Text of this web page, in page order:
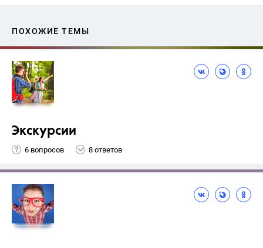
ПОХОЖИЕ ТЕМЫ
Экскурсии
6 вопросов 8 ответов